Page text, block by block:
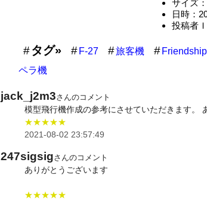
サイズ
日時：
投稿者
タグ» F-27 旅客機 Friendship
ペラ機
jack_j2m3さんのコメント
模型飛行機作成の参考にさせていただきます。
★★★★★
2021-08-02 23:57:49
247sigsigさんのコメント
ありがとうございます
★★★★★